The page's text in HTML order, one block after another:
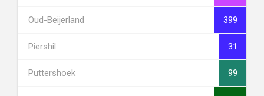
Oud-Beijerland 399
Piershil 31
Puttershoek 99